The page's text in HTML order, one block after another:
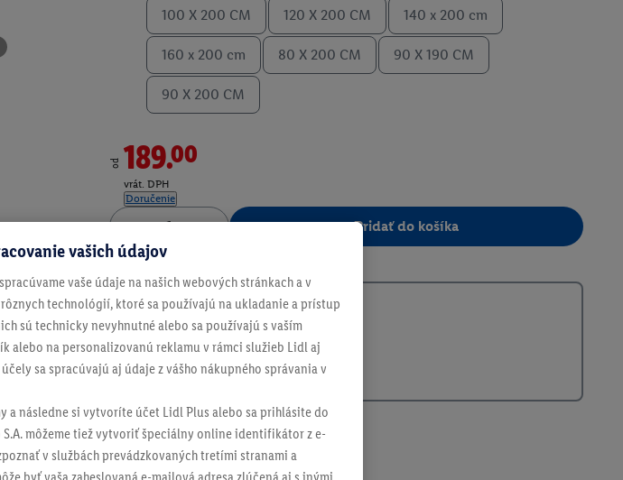
100 X 200 CM 120 X 200 CM 140 x 200 cm
160 x 200 cm 80 X 200 CM 90 X 190 CM
90 X 200 CM
od 189.00
vrát. DPH
Doručenie
Pridať do košíka
Číslo produktu:
vašich údajov
spracúvame vaše údaje na našich webových stránkach a v
technológií, ktoré sa používajú na ukladanie a prístup
sú technicky nevyhnutné alebo sa používajú s vaším
alebo na personalizovanú reklamu v rámci služieb Lidl aj
sa spracúvajú aj údaje z vášho nákupného správania v
následne si vytvoríte účet Lidl Plus alebo sa prihlásite do
môžeme tiež vytvoriť špeciálny online identifikátor z e-
v službách prevádzkovaných tretími stranami a